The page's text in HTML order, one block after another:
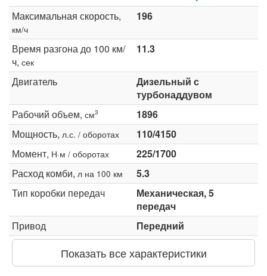
Максимальная скорость,
км/ч
196
Время разгона до 100 км/
ч, сек
11.3
Двигатель
Дизельный с
турбонаддувом
Рабочий объем, см3
1896
Мощность, л.с. / оборотах
110/4150
Момент, Н·м / оборотах
225/1700
Расход комби, л на 100 км
5.3
Тип коробки передач
Механическая, 5
передач
Привод
Передний
Показать все характеристики